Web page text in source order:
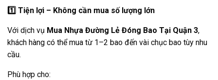
1️ Tiện lợi – Không cần mua số lượng lớn
Với dịch vụ Mua Nhựa Đường Lẻ Đóng Bao Tại Quận 3,
khách hàng có thể mua từ 1–2 bao đến vài chục bao tùy nhu
cầu.
Phù hợp cho: